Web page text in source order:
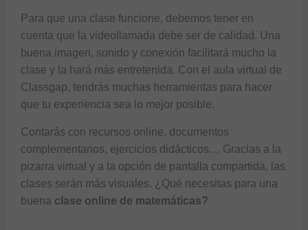
Para que una clase funcione, debemos tener en
cuenta que la videollamada debe ser de calidad. Una
buena imagen, sonido y conexión facilitará mucho la
clase y la hará más entretenida. Con el aula virtual de
Classgap, tendrás muchas herramientas para hacer
que tu experiencia sea lo mejor posible.
Contarás con recursos online, documentos
complementarios, ejercicios didácticos… Gracias a la
pizarra virtual y a la opción de pantalla compartida, las
clases serán más visuales. ¿Qué necesitas para una
buena clase online de matemáticas?